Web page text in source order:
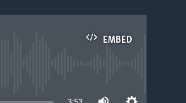
EMBED